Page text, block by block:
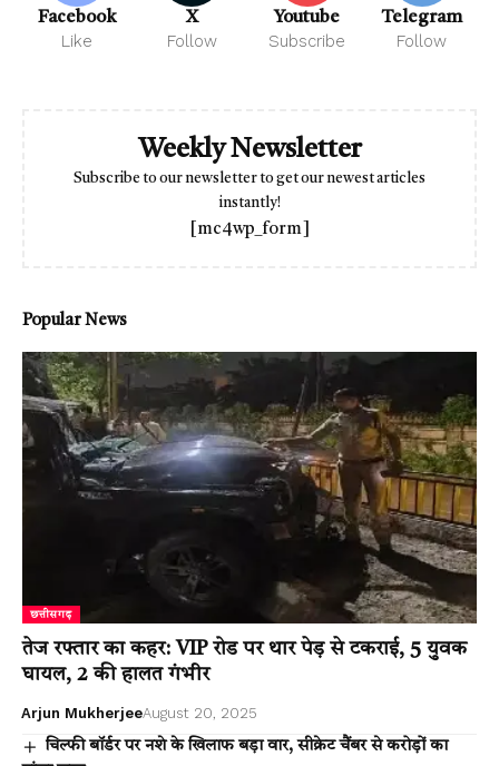
Facebook
Like
X
Follow
Youtube
Subscribe
Telegram
Follow
Weekly Newsletter
Subscribe to our newsletter to get our newest articles
instantly!
[mc4wp_form]
Popular News
छत्तीसगढ़
तेज रफ्तार का कहर: VIP रोड पर थार पेड़ से टकराई, 5 युवक
घायल, 2 की हालत गंभीर
Arjun MukherjeeAugust 20, 2025
चिल्फी बॉर्डर पर नशे के खिलाफ बड़ा वार, सीक्रेट चैंबर से करोड़ों का